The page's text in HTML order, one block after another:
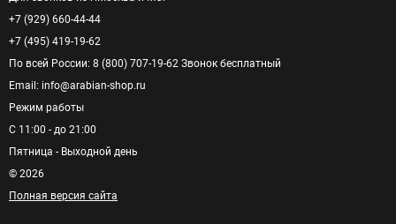
+7 (929) 660-44-44
+7 (495) 419-19-62
По всей России: 8 (800) 707-19-62 Звонок бесплатный
Email: info@arabian-shop.ru
Режим pаботы
С 11:00 - до 21:00
Пятница - Выходной день
© 2026
Полная версия сайта